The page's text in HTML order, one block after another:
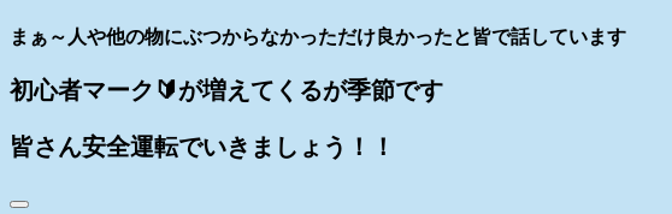
まぁ～人や他の物にぶつからなかっただけ良かったと皆で話しています
初心者マーク🔰が増えてくるが季節です
皆さん安全運転でいきましょう！！